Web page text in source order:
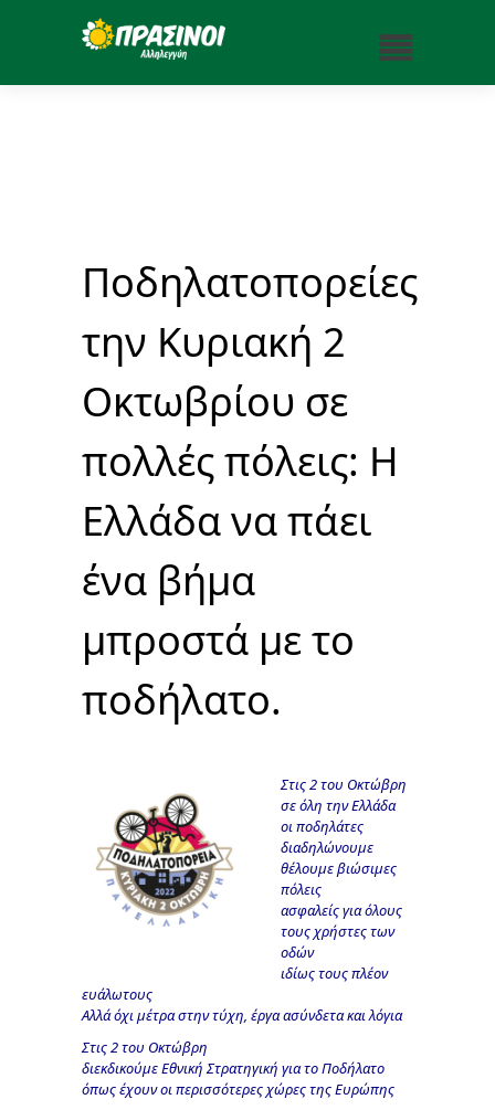
Ποδηλατοπορείες
την Κυριακή 2
Οκτωβρίου σε
πολλές πόλεις: Η
Ελλάδα να πάει
ένα βήμα
μπροστά με το
ποδήλατο.
Στις 2 του Οκτώβρη
σε όλη την Ελλάδα
οι ποδηλάτες
διαδηλώνουμε
θέλουμε βιώσιμες
πόλεις
ασφαλείς για όλους
τους χρήστες των
οδών
ιδίως τους πλέον
ευάλωτους
Αλλά όχι μέτρα στην τύχη, έργα ασύνδετα και λόγια
Στις 2 του Οκτώβρη
διεκδικούμε Εθνική Στρατηγική για το Ποδήλατο
όπως έχουν οι περισσότερες χώρες της Ευρώπης